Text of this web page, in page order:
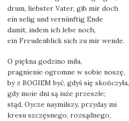
drum, liebster Vater, gib mir doch
ein selig und vernünftig Ende
damit, indem ich lebe noch,
ein Freudenblick sich zu mir wende.
O piękna godzino miła,
pragnienie ogromne w sobie noszę,
by z BOGIEM być, gdyś się skończyła,
gdy moie dni są iuże przeszłe;
stąd, Oycze naymilszy, przyday mi
kresu szczęsnego, rozsądnego,